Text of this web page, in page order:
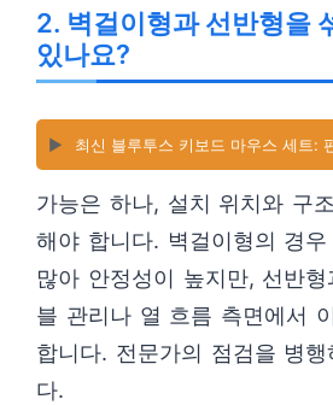
2. 벽걸이형과 선반형을
있나요?
▶️ 최신 블루투스 키보드 마우스 세트:
가능은 하나, 설치 위치와 구
해야 합니다. 벽걸이형의 경
많아 안정성이 높지만, 선반
블 관리나 열 흐름 측면에서
합니다. 전문가의 점검을 병
다.